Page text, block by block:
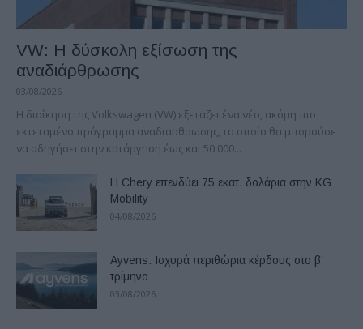
VW: Η δύσκολη εξίσωση της
αναδιάρθρωσης
03/08/2026
Η διοίκηση της Volkswagen (VW) εξετάζει ένα νέο, ακόμη πιο
εκτεταμένο πρόγραμμα αναδιάρθρωσης, το οποίο θα μπορούσε
να οδηγήσει στην κατάργηση έως και 50.000...
Η Chery επενδύει 75 εκατ. δολάρια στην KG
Mobility
04/08/2026
Ayvens: Iσχυρά περιθώρια κέρδους στο β’
τρίμηνο
03/08/2026